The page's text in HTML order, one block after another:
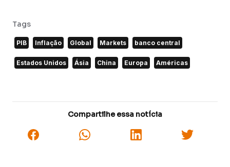
Tags
PIB Inflação Global Markets banco central
Estados Unidos Ásia China Europa Américas
Compartilhe essa notícia